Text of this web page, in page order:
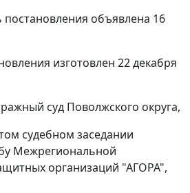
постановления объявлена 16
изготовлен 22 декабря
суд Поволжского округа,
судебном заседании
Межрегиональной
организаций "АГОРА",